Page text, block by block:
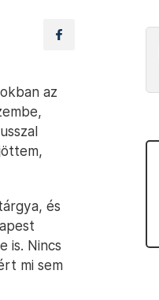
az
és
is. Nincs
mi sem